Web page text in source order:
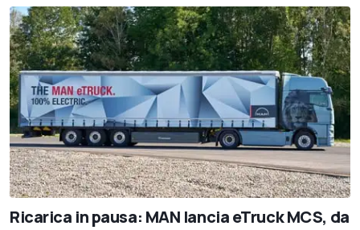
Ricarica in pausa: MAN lancia eTruck MCS, da